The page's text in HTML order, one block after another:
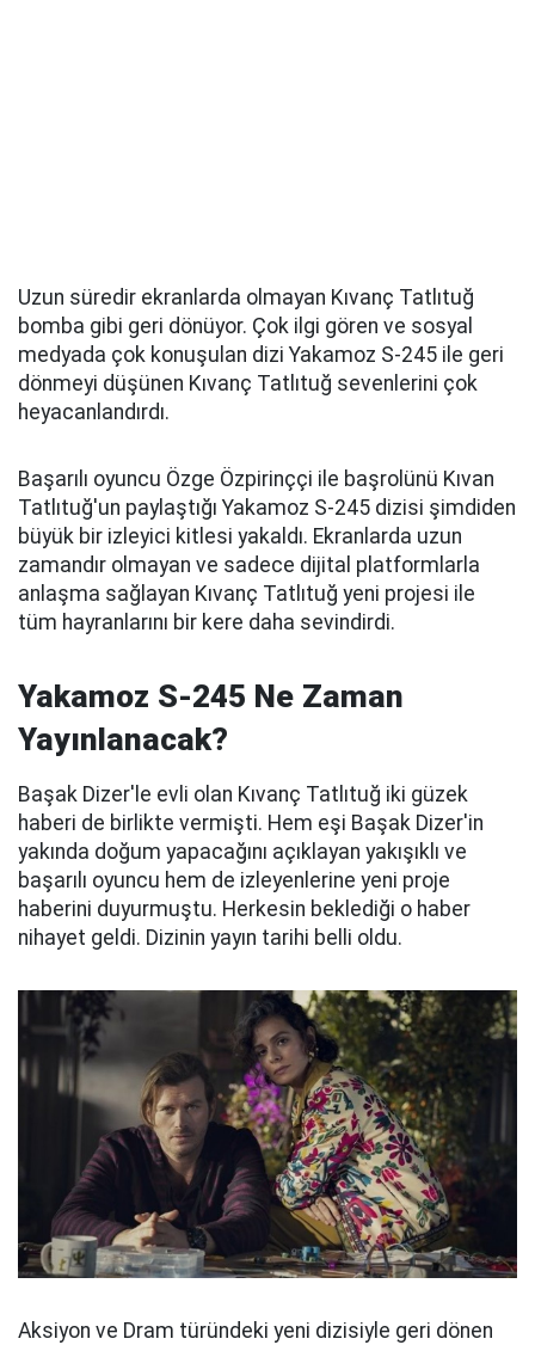
Uzun süredir ekranlarda olmayan Kıvanç Tatlıtuğ
bomba gibi geri dönüyor. Çok ilgi gören ve sosyal
medyada çok konuşulan dizi Yakamoz S-245 ile geri
dönmeyi düşünen Kıvanç Tatlıtuğ sevenlerini çok
heyacanlandırdı.
Başarılı oyuncu Özge Özpirinççi ile başrolünü Kıvan
Tatlıtuğ'un paylaştığı Yakamoz S-245 dizisi şimdiden
büyük bir izleyici kitlesi yakaldı. Ekranlarda uzun
zamandır olmayan ve sadece dijital platformlarla
anlaşma sağlayan Kıvanç Tatlıtuğ yeni projesi ile
tüm hayranlarını bir kere daha sevindirdi.
Yakamoz S-245 Ne Zaman
Yayınlanacak?
Başak Dizer'le evli olan Kıvanç Tatlıtuğ iki güzek
haberi de birlikte vermişti. Hem eşi Başak Dizer'in
yakında doğum yapacağını açıklayan yakışıklı ve
başarılı oyuncu hem de izleyenlerine yeni proje
haberini duyurmuştu. Herkesin beklediği o haber
nihayet geldi. Dizinin yayın tarihi belli oldu.
Aksiyon ve Dram türündeki yeni dizisiyle geri dönen